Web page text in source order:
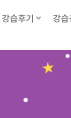
강습후기 강습